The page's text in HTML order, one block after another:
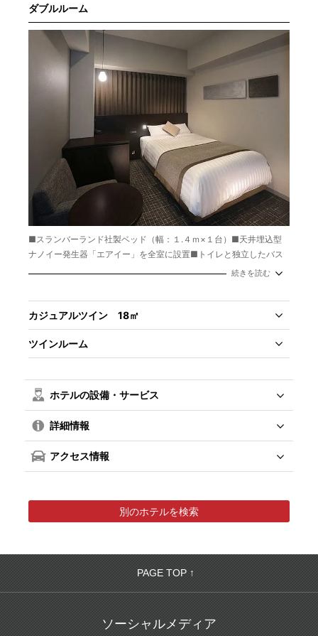
ベッドサイズ：140㎝
ダブルルーム
■スランバーランド社製ベッド（幅：１.４ｍ×１台）■天井埋込型
ナノイー発生器「エアイー」を全室に設置■トイレと独立したバス
定員：2名
ベッドサイズ：140㎝
続きを読む
カジュアルツイン 18㎡
ツインルーム
ホテルの設備・サービス
詳細情報
アクセス情報
別のホテルを検索
PAGE TOP ↑
ソーシャルメディア